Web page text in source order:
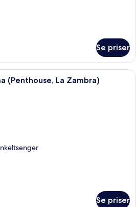
Se priser
Loftsleilighet – panorama
(Penthouse, La Zambra)
Se priser